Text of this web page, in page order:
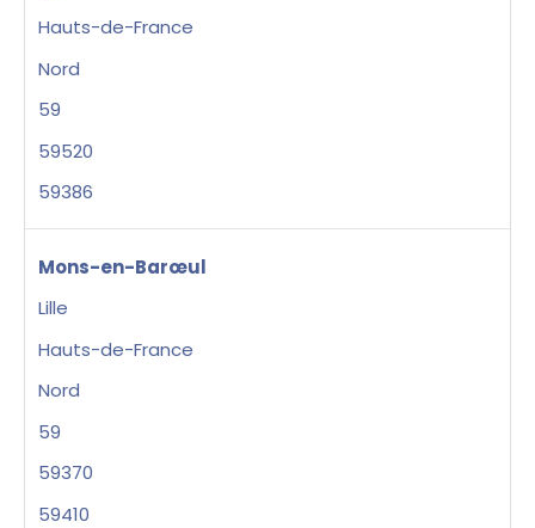
Hauts-de-France
Nord
59
59520
59386
Mons-en-Barœul
Lille
Hauts-de-France
Nord
59
59370
59410